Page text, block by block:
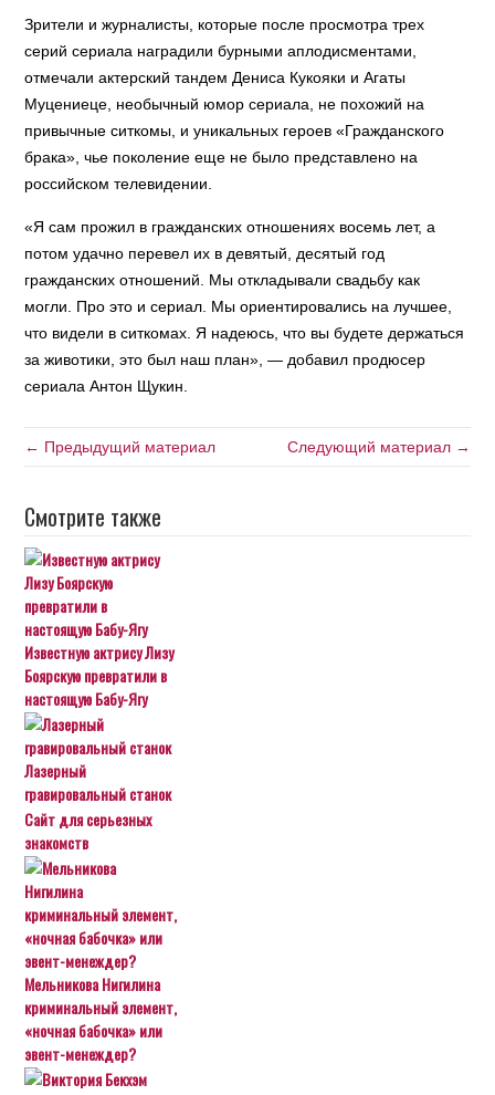
Зрители и журналисты, которые после просмотра трех
серий сериала наградили бурными аплодисментами,
отмечали актерский тандем Дениса Кукояки и Агаты
Муцениеце, необычный юмор сериала, не похожий на
привычные ситкомы, и уникальных героев «Гражданского
брака», чье поколение еще не было представлено на
российском телевидении.
«Я сам прожил в гражданских отношениях восемь лет, а
потом удачно перевел их в девятый, десятый год
гражданских отношений. Мы откладывали свадьбу как
могли. Про это и сериал. Мы ориентировались на лучшее,
что видели в ситкомах. Я надеюсь, что вы будете держаться
за животики, это был наш план», — добавил продюсер
сериала Антон Щукин.
← Предыдущий материал Следующий материал →
Смотрите также
Известную актрису Лизу
Боярскую превратили в
настоящую Бабу-Ягу
Лазерный
гравировальный станок
Сайт для серьезных
знакомств
Мельникова Нигилина
криминальный элемент,
«ночная бабочка» или
эвент-менеждер?